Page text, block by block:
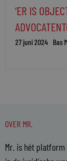
‘ER IS
27 juni 2024 Bas
OVER MR.
Mr. is hét